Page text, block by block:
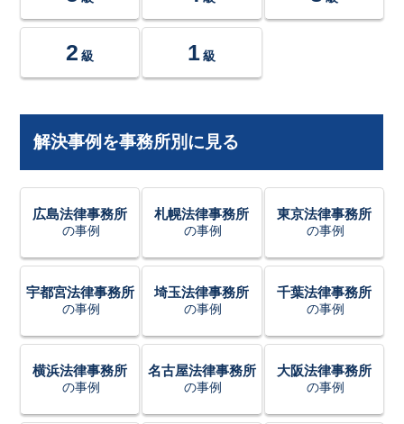
2 級 1 級
解決事例を事務所別に見る
広島法律事務所
の事例
札幌法律事務所
の事例
東京法律事務所
の事例
宇都宮法律事務所
の事例
埼玉法律事務所
の事例
千葉法律事務所
の事例
横浜法律事務所
の事例
名古屋法律事務所
の事例
大阪法律事務所
の事例